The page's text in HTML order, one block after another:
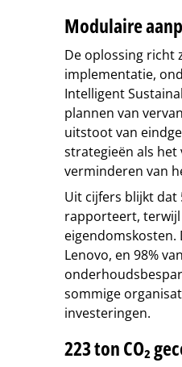
Modulaire
De oplossing richt
implementatie,
Intelligent
plannen van
uitstoot van
strategieën als het
verminderen van
Uit cijfers blijkt dat
rapporteert, terwijl
eigendomskosten.
Lenovo, en 98%
sommige
investeringen.
223 ton CO₂